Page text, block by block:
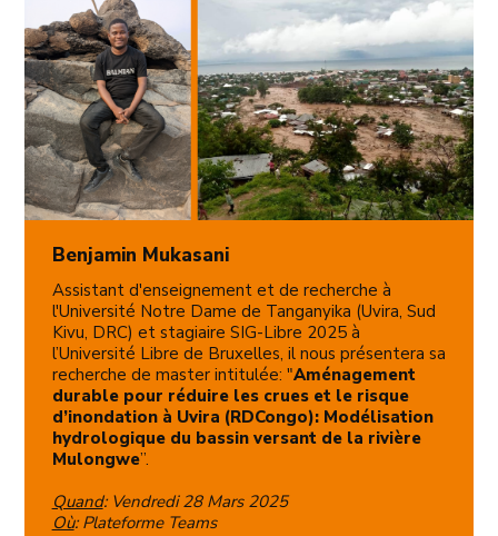
Benjamin Mukasani
Assistant d'enseignement et de recherche à
l'Université Notre Dame de Tanganyika (Uvira, Sud
Kivu, DRC) et stagiaire SIG-Libre 2025 à
l’Université Libre de Bruxelles, il nous présentera sa
recherche de master intitulée: "Aménagement
durable pour réduire les crues et le risque
d’inondation à Uvira (RDCongo): Modélisation
hydrologique du bassin versant de la rivière
Mulongwe”.
Quand: Vendredi 28 Mars 2025
Où: Plateforme Teams